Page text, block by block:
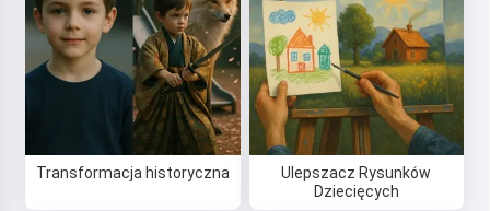
Transformacja historyczna
Ulepszacz Rysunków
Dziecięcych